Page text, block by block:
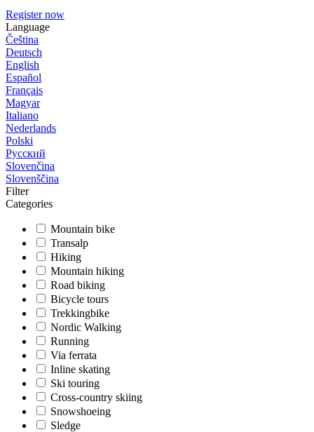
Register now
Language
Čeština
Deutsch
English
Español
Français
Magyar
Italiano
Nederlands
Polski
Русский
Slovenčina
Slovenščina
Filter
Categories
Mountain bike
Transalp
Hiking
Mountain hiking
Road biking
Bicycle tours
Trekkingbike
Nordic Walking
Running
Via ferrata
Inline skating
Ski touring
Cross-country skiing
Snowshoeing
Sledge